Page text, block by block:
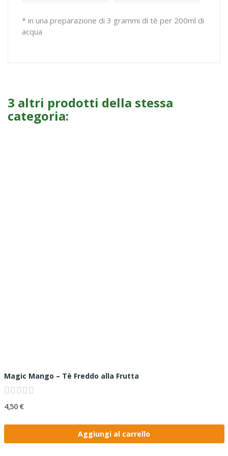
* in una preparazione di 3 grammi di tè per 200ml di
acqua
3 altri prodotti della stessa
categoria:
Magic Mango – Tè Freddo alla Frutta
4,50 €
Aggiungi al carrello